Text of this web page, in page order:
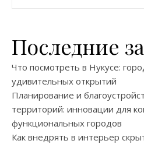
Последние
Что посмотреть в Нукусе:
удивительных открытий
Планирование и
территорий: инновации для
функциональных городов
Как внедрять в интерьер